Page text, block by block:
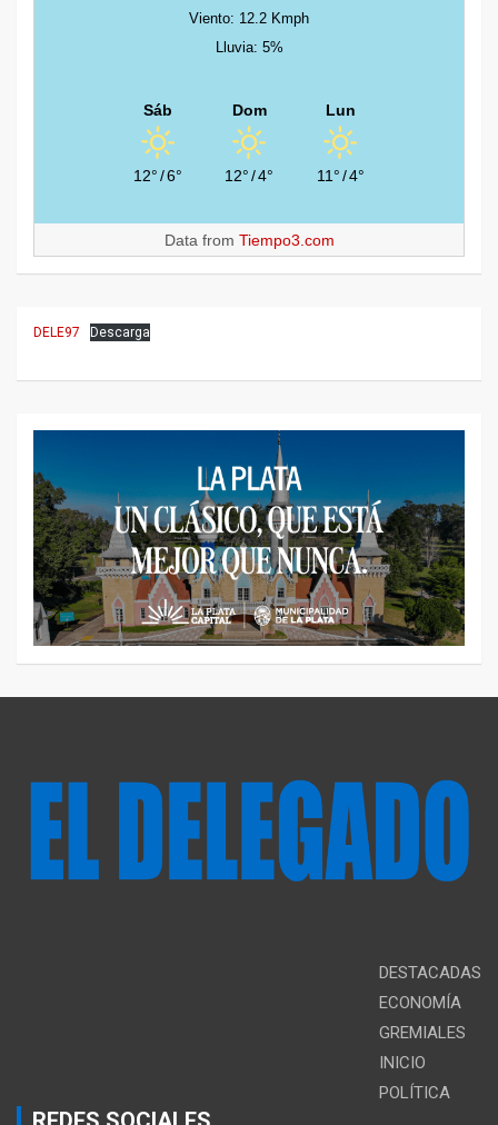
Viento: 12.2 Kmph
Lluvia: 5%
Sáb
12°/6°
Dom
12°/4°
Lun
11°/4°
Data from Tiempo3.com
DELE97 Descarga
DESTACADAS
ECONOMÍA
GREMIALES
INICIO
POLÍTICA